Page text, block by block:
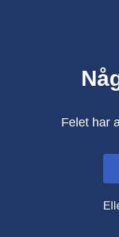
Felet har